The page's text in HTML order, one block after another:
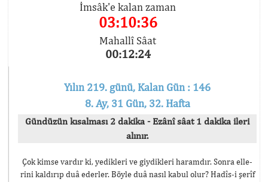
İmsâk'e kalan zaman
03:10:35
Mahallî Sâat
00:12:25
Yılın 219. günü, Kalan Gün : 146
8. Ay, 31 Gün, 32. Hafta
Gündüzün kısalması 2 dakika - Ezânî sâat 1 dakika ileri
alınır.
Çok kimse vardır ki, yedikleri ve giydikleri haramdır. Sonra elle-
rini kaldırıp duâ ederler. Böyle duâ nasıl kabul olur? Hadîs-i şerîf